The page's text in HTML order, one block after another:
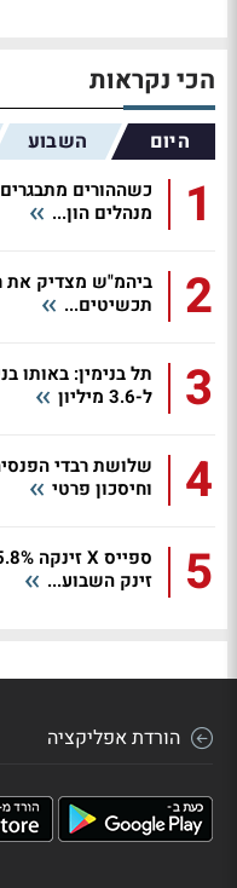
הכי נקראות
היום השבוע
1
כשההורים
מנהלים הון...
2
ביהמ"ש מצדיק את
תכשיטים...
3
ל-3.6 מיליון
4
שלושת רבדי
וחיסכון פרטי
5
זינק השבוע...
הורדת אפליקציה